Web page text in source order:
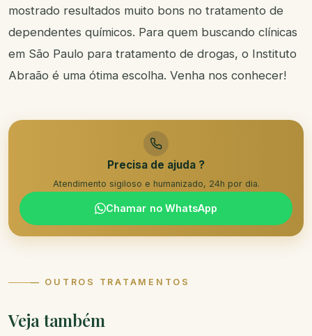
mostrado resultados muito bons no tratamento de
dependentes químicos. Para quem buscando clínicas
em São Paulo para tratamento de drogas, o Instituto
Abraão é uma ótima escolha. Venha nos conhecer!
Precisa de ajuda ?
Atendimento sigiloso e humanizado, 24h por dia.
Chamar no WhatsApp
— OUTROS TRATAMENTOS
Veja também